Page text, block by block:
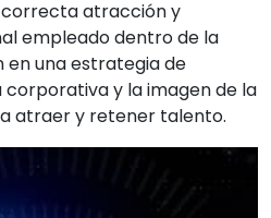
correcta atracción y
empleado dentro de la
una estrategia de
y la imagen de la
atraer y retener talento.